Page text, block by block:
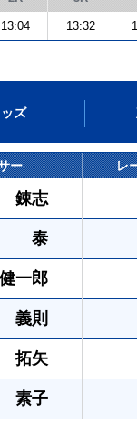
13:04 13:32
ズ
ー レ
志
泰
一郎
則
矢
子